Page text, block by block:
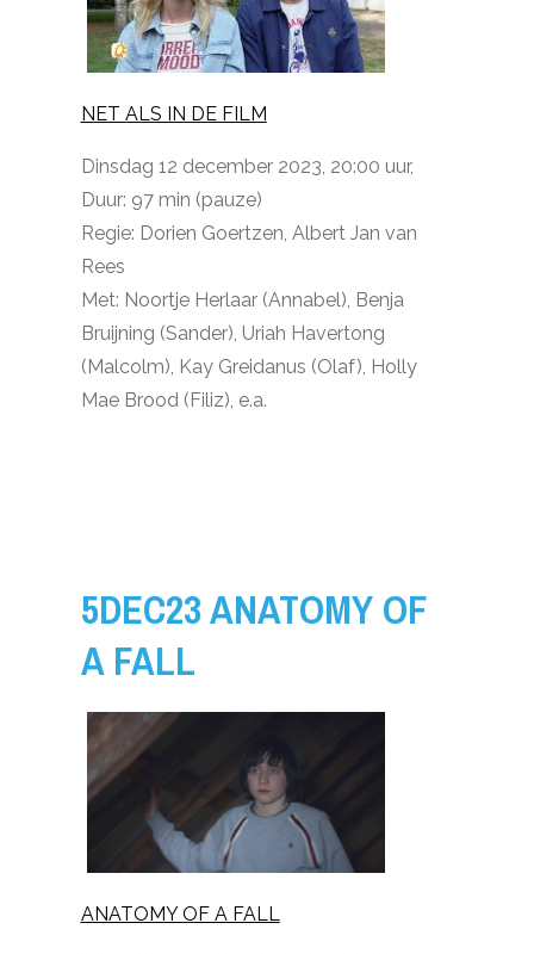
NET ALS IN DE FILM
Dinsdag 12 december 2023, 20:00 uur,
Duur: 97 min (pauze)
Regie: Dorien Goertzen, Albert Jan van
Rees
Met: Noortje Herlaar (Annabel), Benja
Bruijning (Sander), Uriah Havertong
(Malcolm), Kay Greidanus (Olaf), Holly
Mae Brood (Filiz), e.a.
5DEC23 ANATOMY OF
A FALL
ANATOMY OF A FALL